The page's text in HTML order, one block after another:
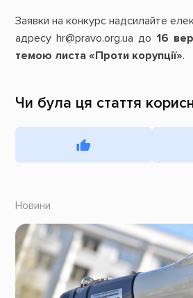
Заявки на конкурс надсилайте
адресу hr@pravo.org.ua до 16
темою листа «Проти корупції».
Чи була ця стаття
Новини